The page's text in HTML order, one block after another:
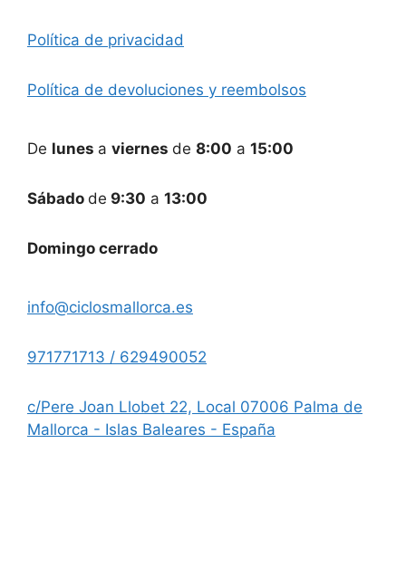
Política de privacidad
Política de devoluciones y reembolsos
De lunes a viernes de 8:00 a 15:00
Sábado de 9:30 a 13:00
Domingo cerrado
info@ciclosmallorca.es
971771713 / 629490052
c/Pere Joan Llobet 22, Local 07006 Palma de
Mallorca - Islas Baleares - España